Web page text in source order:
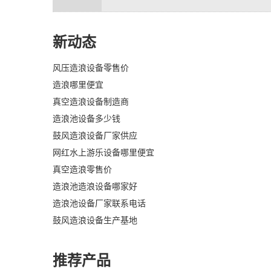
新动态
风压造浪设备零售价
造浪哪里便宜
真空造浪设备制造商
造浪池设备多少钱
鼓风造浪设备厂家供应
网红水上游乐设备哪里便宜
真空造浪零售价
造浪池造浪设备哪家好
造浪池设备厂家联系电话
鼓风造浪设备生产基地
推荐产品